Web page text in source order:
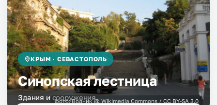
КРЫМ · СЕВАСТОПОЛЬ
Синопская лестница
Здания и сооружения
фото:Водник@ Wikimedia Commons / CC BY-SA 3.0